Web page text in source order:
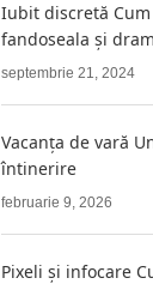
Iubit discretă
fandoseala și
septembrie 21, 2024
Vacanța de vară
întinerire
februarie 9, 2026
Pixeli și infocare